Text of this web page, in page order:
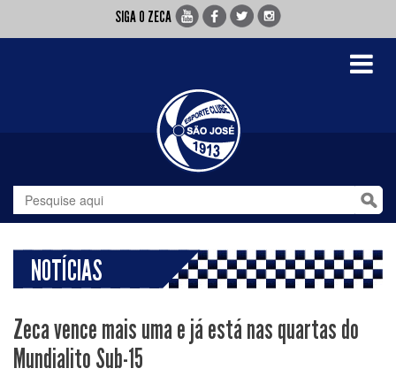
SIGA O ZECA
Toggle
NOTÍCIAS
Zeca vence mais uma e já está nas quartas do
Mundialito Sub-15